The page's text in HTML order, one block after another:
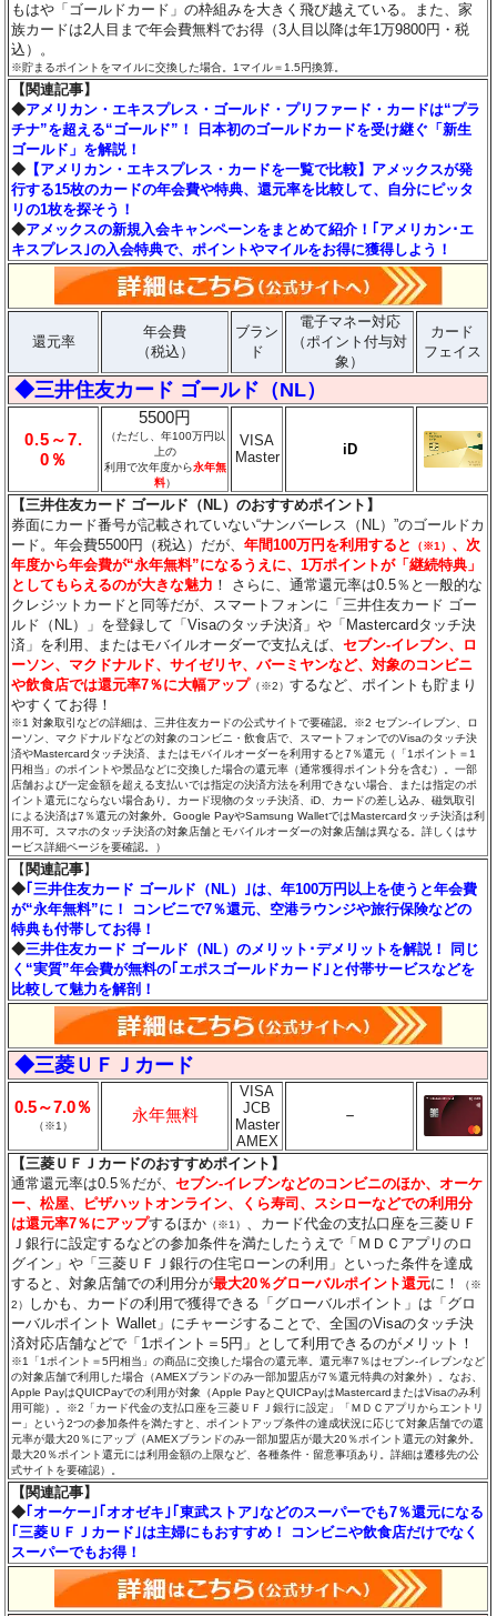
もはや「ゴールドカード」の枠組みを大きく飛び越えている。また、家
族カードは2人目まで年会費無料でお得（3人目以降は年1万9800円・税
込）。
※貯まるポイントをマイルに交換した場合。1マイル＝1.5円換算。
【関連記事】
◆アメリカン・エキスプレス・ゴールド・プリファード・カードは“プラ
チナ”を超える“ゴールド”！ 日本初のゴールドカードを受け継ぐ「新生
ゴールド」を解説！
◆ 【アメリカン・エキスプレス・カードを一覧で比較】アメックスが発
行する15枚のカードの年会費や特典、還元率を比較して、自分にピッタ
リの1枚を探そう！
◆アメックスの新規入会キャンペーンをまとめて紹介！｢アメリカン･エ
キスプレス｣の入会特典で、ポイントやマイルをお得に獲得しよう！
還元率
年会費
（税込）
ブラン
ド
電子マネー対応
（ポイント付与対
象）
カード
フェイス
◆三井住友カード ゴールド（NL）
0.5～7.
0％
5500円
（ただし、年100万円以
上の
利用で次年度から永年無
料）
VISA
Master
iD
【三井住友カード ゴールド（NL）のおすすめポイント】
券面にカード番号が記載されていない“ナンバーレス（NL）”のゴールドカ
ード。年会費5500円（税込）だが、年間100万円を利用すると （※1） 、次
年度から年会費が“永年無料”になるうえに、1万ポイントが「継続特典」
としてもらえるのが大きな魅力 ！ さらに、通常還元率は0.5％と一般的な
クレジットカードと同等だが、スマートフォンに「三井住友カード ゴー
ルド（NL）」を登録して「Visaのタッチ決済」や「Mastercardタッチ決
済」を利用、またはモバイルオーダーで支払えば、セブン‐イレブン、ロ
ーソン、マクドナルド、サイゼリヤ、バーミヤンなど、対象のコンビニ
や飲食店では還元率7％に大幅アップ （※2）するなど、ポイントも貯まり
やすくてお得！
※1 対象取引などの詳細は、三井住友カードの公式サイトで要確認。※2 セブン‐イレブン、ロ
ーソン、マクドナルドなどの対象のコンビニ・飲食店で、スマートフォンでのVisaのタッチ決
済やMastercardタッチ決済、またはモバイルオーダーを利用すると7％還元（「1ポイント＝1
円相当」のポイントや景品などに交換した場合の還元率（通常獲得ポイント分を含む）。一部
店舗および一定金額を超える支払いでは指定の決済方法を利用できない場合、または指定のポ
イント還元にならない場合あり。カード現物のタッチ決済、iD、カードの差し込み、磁気取引
による決済は7％還元の対象外。Google PayやSamsung WalletではMastercardタッチ決済は利
用不可。スマホのタッチ決済の対象店舗とモバイルオーダーの対象店舗は異なる。詳しくはサ
ービス詳細ページを要確認。）
【 関連記事】
◆｢三井住友カード ゴールド（NL）｣は、年100万円以上を使うと年会費
が“永年無料”に！ コンビニで7％還元、空港ラウンジや旅行保険などの
特典も付帯してお得！
◆三井住友カード ゴールド（NL）のメリット･デメリットを解説！ 同じ
く“実質”年会費が無料の｢エポスゴールドカード｣と付帯サービスなどを
比較して魅力を解剖！
◆三菱ＵＦＪカード
0.5～7.0％
（※1）
永年無料
VISA
JCB
Master
AMEX
－
【三菱ＵＦＪカードのおすすめポイント】
通常還元率は0.5％だが、セブン‐イレブンなどのコンビニのほか、オーケ
ー、松屋、ピザハットオンライン、くら寿司、スシローなどでの利用分
は還元率7％にアップするほか （※1） 、カード代金の支払口座を三菱ＵＦ
Ｊ銀行に設定するなどの参加条件を満たしたうえで「ＭＤＣアプリのロ
グイン」や「三菱ＵＦＪ銀行の住宅ローンの利用」といった条件を達成
すると、対象店舗での利用分が最大20％グローバルポイント還元に！
（※
2）
しかも、カードの利用で獲得できる「グローバルポイント」は「グロ
ーバルポイント Wallet」にチャージすることで、全国のVisaのタッチ決
済対応店舗などで「1ポイント＝5円」として利用できるのがメリット！
※1「1ポイント＝5円相当」の商品に交換した場合の還元率。還元率7％はセブン‐イレブンなど
の対象店舗で利用した場合（AMEXブランドのみ一部加盟店が7％還元特典の対象外）。なお、
Apple PayはQUICPayでの利用が対象（Apple PayとQUICPayはMastercardまたはVisaのみ利
用可能）。※2「カード代金の支払口座を三菱ＵＦＪ銀行に設定」「ＭＤＣアプリからエントリ
ー」という2つの参加条件を満たすと、ポイントアップ条件の達成状況に応じて対象店舗での還
元率が最大20％にアップ（AMEXブランドのみ一部加盟店が最大20％ポイント還元の対象外。
最大20％ポイント還元には利用金額の上限など、各種条件・留意事項あり。詳細は遷移先の公
式サイトを要確認）。
【関連記事】
◆｢オーケー｣｢オオゼキ｣｢東武ストア｣などのスーパーでも7％還元になる
｢三菱ＵＦＪカード｣は主婦にもおすすめ！ コンビニや飲食店だけでなく
スーパーでもお得！